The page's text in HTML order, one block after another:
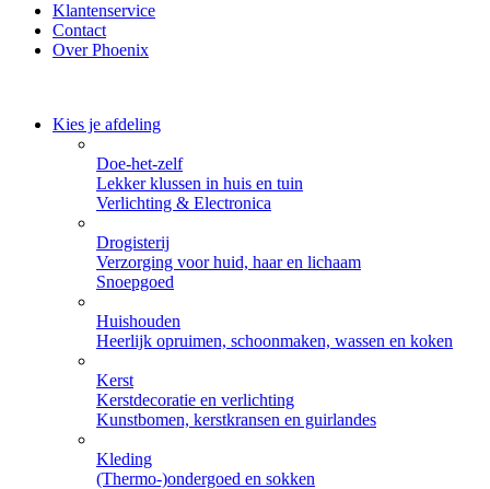
Klantenservice
Contact
Over Phoenix
Kies je afdeling
Doe-het-zelf
Lekker klussen in huis en tuin
Verlichting & Electronica
Drogisterij
Verzorging voor huid, haar en lichaam
Snoepgoed
Huishouden
Heerlijk opruimen, schoonmaken, wassen en koken
Kerst
Kerstdecoratie en verlichting
Kunstbomen, kerstkransen en guirlandes
Kleding
(Thermo-)ondergoed en sokken